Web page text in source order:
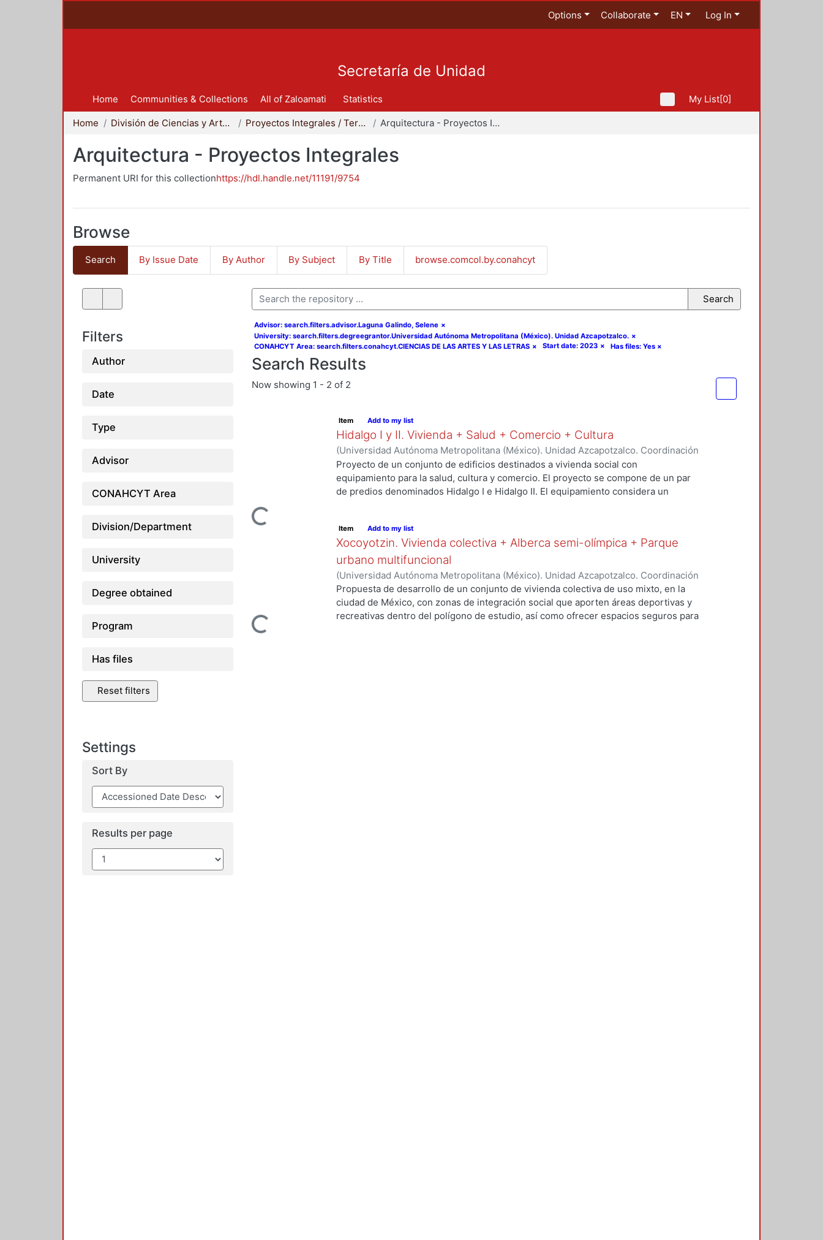
Options Collaborate EN Log In
Secretaría de Unidad
Home Communities & Collections All of Zaloamati Statistics My List[0]
Home División de Ciencias y Artes para el Diseño Proyectos Integrales / Terminales - Licenciatura Arquitectura - Proyectos Integrales
Arquitectura - Proyectos Integrales
Permanent URI for this collectionhttps://hdl.handle.net/11191/9754
Browse
Search By Issue Date By Author By Subject By Title browse.comcol.by.conahcyt
Filters
Author
Date
Type
Advisor
CONAHCYT Area
Division/Department
University
Degree obtained
Program
Has files
Reset filters
Settings
Sort By
Results per page
Search
Advisor: search.filters.advisor.Laguna Galindo, Selene ×
University: search.filters.degreegrantor.Universidad Autónoma Metropolitana (México). Unidad Azcapotzalco. ×
CONAHCYT Area: search.filters.conahcyt.CIENCIAS DE LAS ARTES Y LAS LETRAS × Start date: 2023 × Has files: Yes ×
Search Results
Now showing 1 - 2 of 2
Loading...
Item Add to my list
Hidalgo I y II. Vivienda + Salud + Comercio + Cultura
(Universidad Autónoma Metropolitana (México). Unidad Azcapotzalco. Coordinación
de Servicios de Información.,2023-10)Escalona Rivero, Yesenia; Salvador Ramírez,
Raymundo David
Proyecto de un conjunto de edificios destinados a vivienda social con
equipamiento para la salud, cultura y comercio. El proyecto se compone de un par
de predios denominados Hidalgo I e Hidalgo II. El equipamiento considera un
resolver el deterioro y escasez de vivienda asequible además de incluir espacios
verdes, áreas sociales, y mejorar la movilidad entre vehículos, ciclistas y peatones.
Loading...
Item Add to my list
Xocoyotzin. Vivienda colectiva + Alberca semi-olímpica + Parque
urbano multifuncional
(Universidad Autónoma Metropolitana (México). Unidad Azcapotzalco. Coordinación
de Servicios de Información.,2023-10)Lozano Montaño, Andrea
Propuesta de desarrollo de un conjunto de vivienda colectiva de uso mixto, en la
ciudad de México, con zonas de integración social que aporten áreas deportivas y
recreativas dentro del polígono de estudio, así como ofrecer espacios seguros para